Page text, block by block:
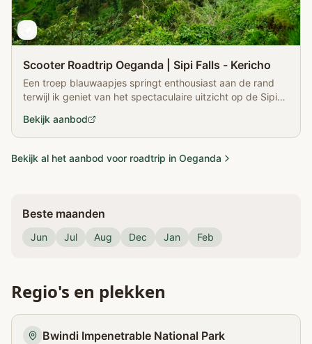
Scooter Roadtrip Oeganda | Sipi Falls - Kericho
Een troep blauwaapjes springt enthousiast aan de rand
terwijl ik geniet van het spectaculaire uitzicht op de Sipi
Bekijk aanbod
Bekijk al het aanbod voor roadtrip in Oeganda
Beste maanden
Jun Jul Aug Dec Jan Feb
Regio's en plekken
Bwindi Impenetrable National Park